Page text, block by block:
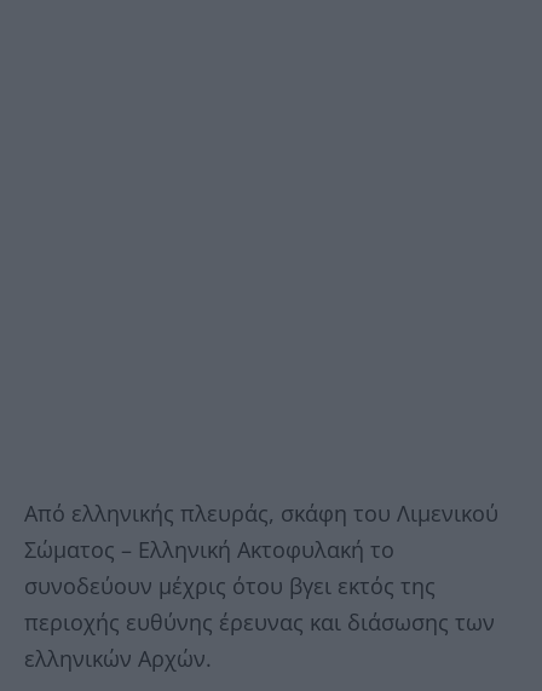
Από ελληνικής πλευράς, σκάφη του Λιμενικού
Σώματος – Ελληνική Ακτοφυλακή το
συνοδεύουν μέχρις ότου βγει εκτός της
περιοχής ευθύνης έρευνας και διάσωσης των
ελληνικών Αρχών.